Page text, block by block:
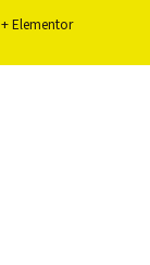
Elementor